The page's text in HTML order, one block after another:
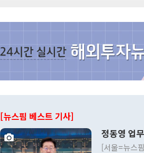
[뉴스핌 베스트 기사]
정동영 업
[서울=뉴스